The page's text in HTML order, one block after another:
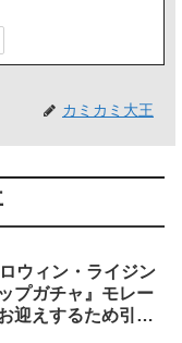
カミカミ大王
ウィン・ライジン
プガチャ』モレー
迎えするため引い